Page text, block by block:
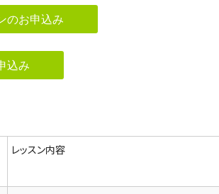
のお申込み
込み
レッスン内容